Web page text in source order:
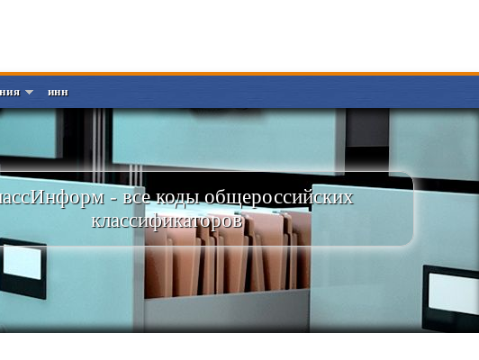
инн
- все коды общероссийских
классификаторов